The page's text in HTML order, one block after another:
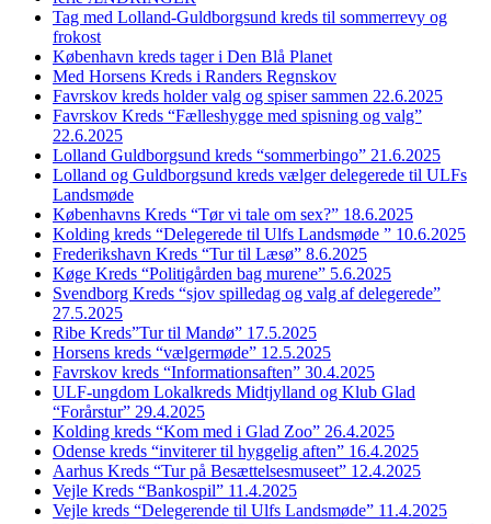
Tag med Lolland-Guldborgsund kreds til sommerrevy og
frokost
København kreds tager i Den Blå Planet
Med Horsens Kreds i Randers Regnskov
Favrskov kreds holder valg og spiser sammen 22.6.2025
Favrskov Kreds “Fælleshygge med spisning og valg”
22.6.2025
Lolland Guldborgsund kreds “sommerbingo” 21.6.2025
Lolland og Guldborgsund kreds vælger delegerede til ULFs
Landsmøde
Københavns Kreds “Tør vi tale om sex?” 18.6.2025
Kolding kreds “Delegerede til Ulfs Landsmøde ” 10.6.2025
Frederikshavn Kreds “Tur til Læsø” 8.6.2025
Køge Kreds “Politigården bag murene” 5.6.2025
Svendborg Kreds “sjov spilledag og valg af delegerede”
27.5.2025
Ribe Kreds”Tur til Mandø” 17.5.2025
Horsens kreds “vælgermøde” 12.5.2025
Favrskov kreds “Informationsaften” 30.4.2025
ULF-ungdom Lokalkreds Midtjylland og Klub Glad
“Forårstur” 29.4.2025
Kolding kreds “Kom med i Glad Zoo” 26.4.2025
Odense kreds “inviterer til hyggelig aften” 16.4.2025
Aarhus Kreds “Tur på Besættelsesmuseet” 12.4.2025
Vejle Kreds “Bankospil” 11.4.2025
Vejle kreds “Delegerende til Ulfs Landsmøde” 11.4.2025